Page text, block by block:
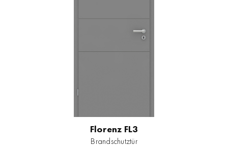
Florenz FL3
Brandschutztür